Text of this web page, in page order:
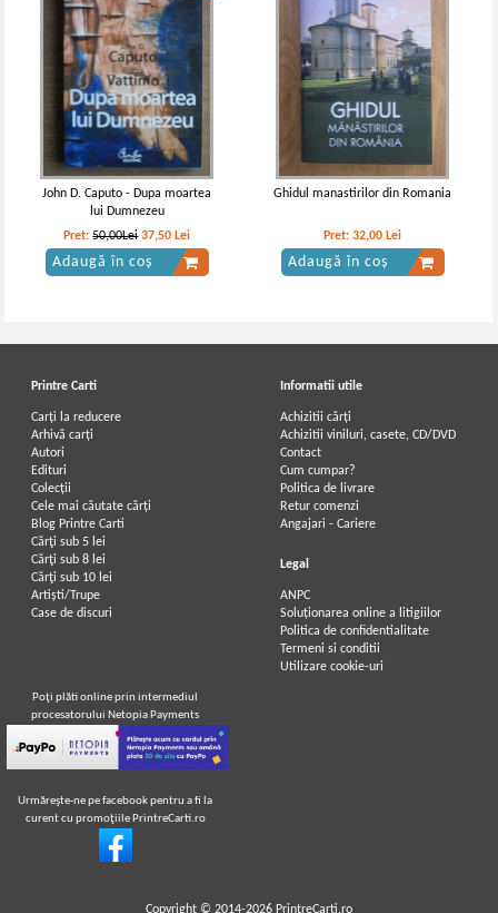
John D. Caputo - Dupa moartea
lui Dumnezeu
Pret:50,00Lei 37,50 Lei
Adaugă în coș
Ghidul manastirilor din Romania
Pret:32,00 Lei
Adaugă în coș
Printre Carti
Carți la reducere
Arhivă carți
Autori
Edituri
Colecții
Cele mai căutate cărți
Blog Printre Carti
Cărţi sub 5 lei
Cărţi sub 8 lei
Cărţi sub 10 lei
Artiști/Trupe
Case de discuri
Informatii utile
Achizitii cărți
Achizitii viniluri, casete, CD/DVD
Contact
Cum cumpar?
Politica de livrare
Retur comenzi
Angajari - Cariere
Legal
ANPC
Soluționarea online a litigiilor
Politica de confidentialitate
Termeni si conditii
Utilizare cookie-uri
Poţi plăti online prin intermediul
procesatorului Netopia Payments
Urmăreşte-ne pe facebook pentru a fi la
curent cu promoţiile PrintreCarti.ro
Copyright © 2014-2026 PrintreCarti.ro